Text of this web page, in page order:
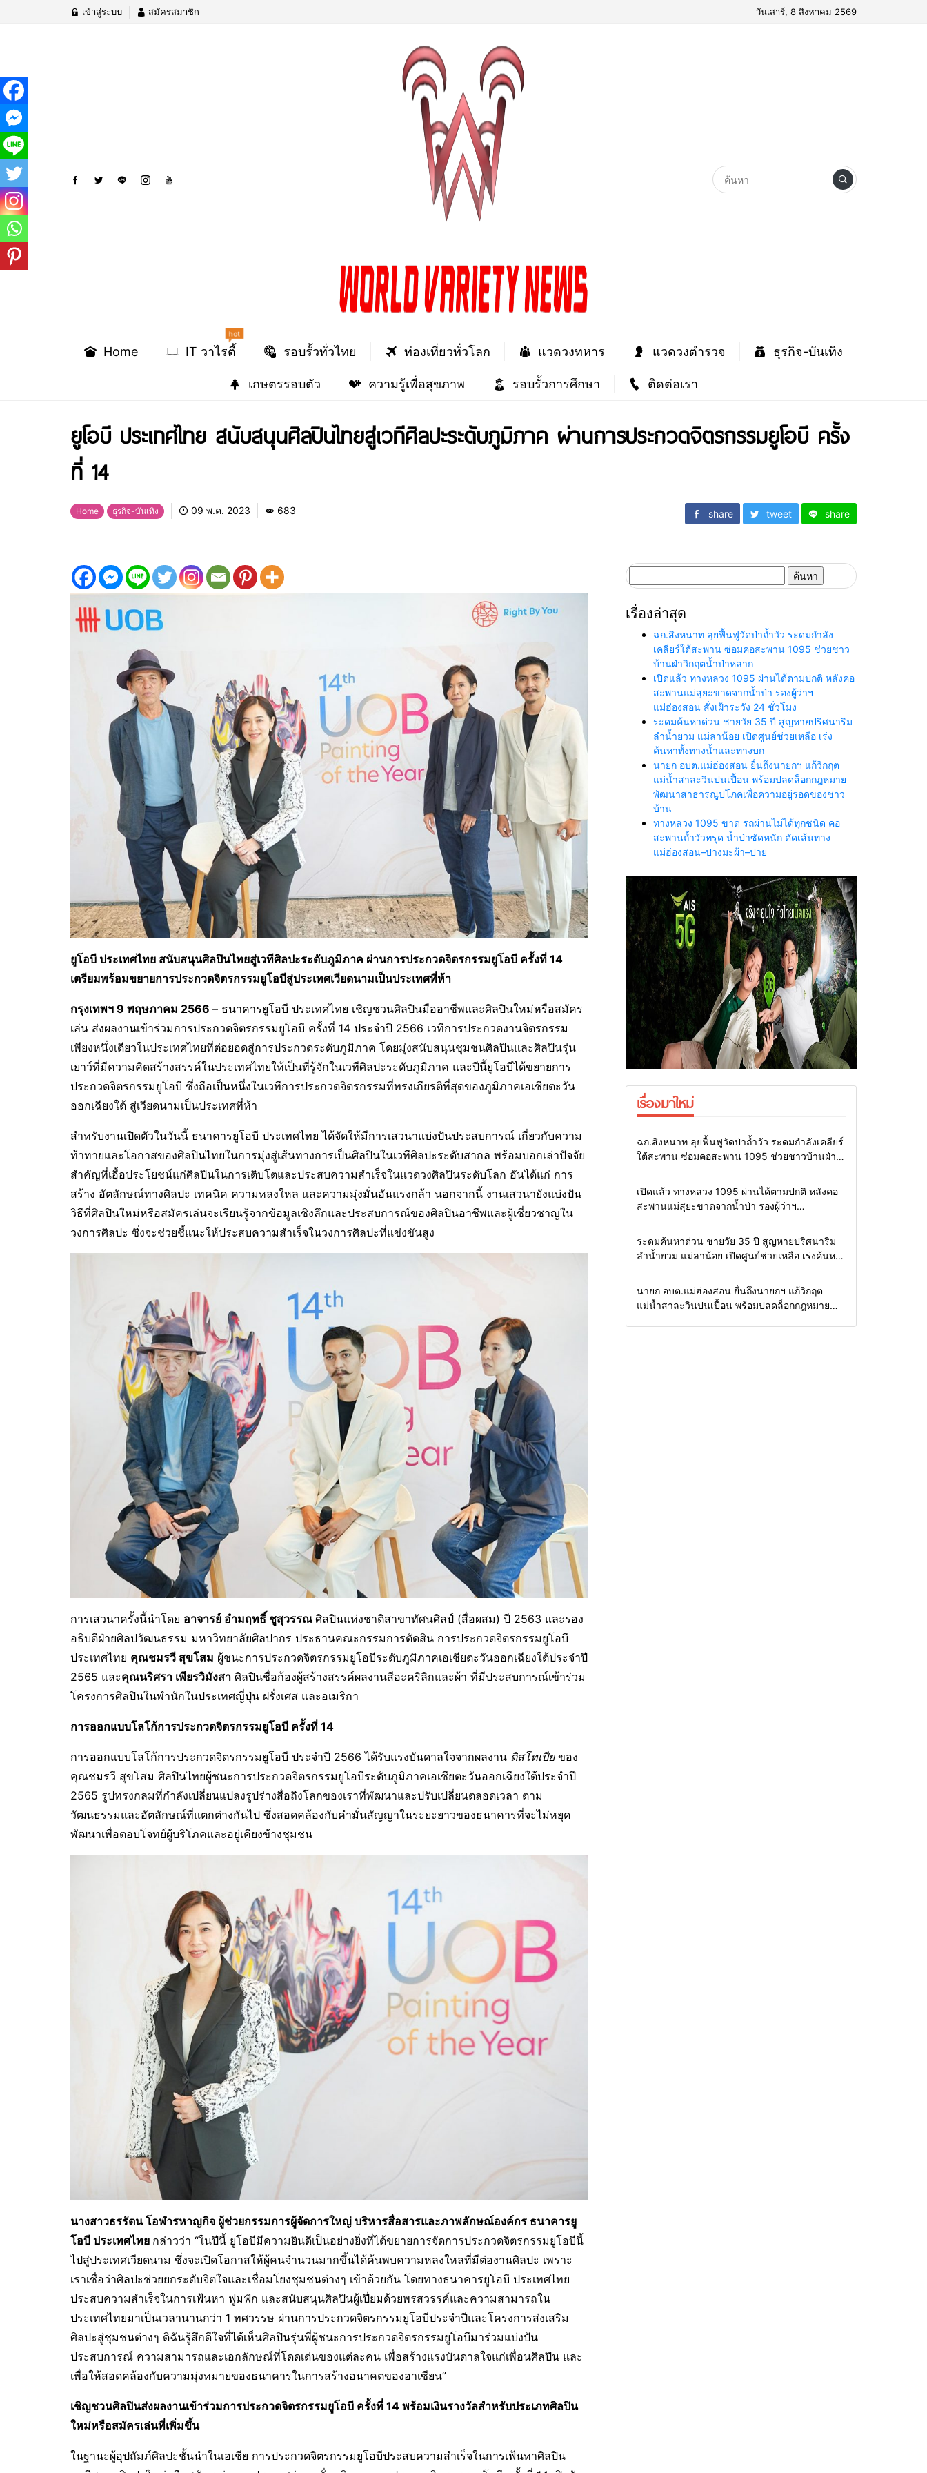
เข้าสู่ระบบ สมัครสมาชิก วันเสาร์, 8 สิงหาคม 2569
Home IT วาไรตี้
hot
รอบรั้วทั่วไทย ท่องเที่ยวทั่วโลก แวดวงทหาร แวดวงตำรวจ ธุรกิจ-บันเทิง
เกษตรรอบตัว ความรู้เพื่อสุขภาพ รอบรั้วการศึกษา ติดต่อเรา
ยูโอบี ประเทศไทย สนับสนุนศิลปินไทยสู่เวทีศิลปะระดับภูมิภาค ผ่านการประกวดจิตรกรรมยูโอบี ครั้ง
ที่ 14
Home ธุรกิจ-บันเทิง 09 พ.ค. 2023 683 share tweet share
ยูโอบี ประเทศไทย สนับสนุนศิลปินไทยสู่เวทีศิลปะระดับภูมิภาค ผ่านการประกวดจิตรกรรมยูโอบี ครั้งที่ 14
เตรียมพร้อมขยายการประกวดจิตรกรรมยูโอบีสู่ประเทศเวียดนามเป็นประเทศที่ห้า
กรุงเทพฯ 9 พฤษภาคม 2566 – ธนาคารยูโอบี ประเทศไทย เชิญชวนศิลปินมืออาชีพและศิลปินใหม่หรือสมัคร
เล่น ส่งผลงานเข้าร่วมการประกวดจิตรกรรมยูโอบี ครั้งที่ 14 ประจำปี 2566 เวทีการประกวดงานจิตรกรรม
เพียงหนึ่งเดียวในประเทศไทยที่ต่อยอดสู่การประกวดระดับภูมิภาค โดยมุ่งสนับสนุนชุมชนศิลปินและศิลปินรุ่น
เยาว์ที่มีความคิดสร้างสรรค์ในประเทศไทยให้เป็นที่รู้จักในเวทีศิลปะระดับภูมิภาค และปีนี้ยูโอบีได้ขยายการ
ประกวดจิตรกรรมยูโอบี ซึ่งถือเป็นหนึ่งในเวทีการประกวดจิตรกรรมที่ทรงเกียรติที่สุดของภูมิภาคเอเชียตะวัน
ออกเฉียงใต้ สู่เวียดนามเป็นประเทศที่ห้า
สำหรับงานเปิดตัวในวันนี้ ธนาคารยูโอบี ประเทศไทย ได้จัดให้มีการเสวนาแบ่งปันประสบการณ์ เกี่ยวกับความ
ท้าทายและโอกาสของศิลปินไทยในการมุ่งสู่เส้นทางการเป็นศิลปินในเวทีศิลปะระดับสากล พร้อมบอกเล่าปัจจัย
สำคัญที่เอื้อประโยชน์แก่ศิลปินในการเติบโตและประสบความสำเร็จในแวดวงศิลปินระดับโลก อันได้แก่ การ
สร้าง อัตลักษณ์ทางศิลปะ เทคนิค ความหลงใหล และความมุ่งมั่นอันแรงกล้า นอกจากนี้ งานเสวนายังแบ่งปัน
วิธีที่ศิลปินใหม่หรือสมัครเล่นจะเรียนรู้จากข้อมูลเชิงลึกและประสบการณ์ของศิลปินอาชีพและผู้เชี่ยวชาญใน
วงการศิลปะ ซึ่งจะช่วยชี้แนะให้ประสบความสำเร็จในวงการศิลปะที่แข่งขันสูง
การเสวนาครั้งนี้นำโดย อาจารย์ อำมฤทธิ์ ชูสุวรรณ ศิลปินแห่งชาติสาขาทัศนศิลป์ (สื่อผสม) ปี 2563 และรอง
อธิบดีฝ่ายศิลปวัฒนธรรม มหาวิทยาลัยศิลปากร ประธานคณะกรรมการตัดสิน การประกวดจิตรกรรมยูโอบี
ประเทศไทย คุณชมรวี สุขโสม ผู้ชนะการประกวดจิตรกรรมยูโอบีระดับภูมิภาคเอเชียตะวันออกเฉียงใต้ประจำปี
2565 และคุณนริศรา เพียรวิมังสา ศิลปินชื่อก้องผู้สร้างสรรค์ผลงานสีอะคริลิกและผ้า ที่มีประสบการณ์เข้าร่วม
โครงการศิลปินในพำนักในประเทศญี่ปุ่น ฝรั่งเศส และอเมริกา
การออกแบบโลโก้การประกวดจิตรกรรมยูโอบี ครั้งที่ 14
การออกแบบโลโก้การประกวดจิตรกรรมยูโอบี ประจำปี 2566 ได้รับแรงบันดาลใจจากผลงาน ดิสโทเปียของ
คุณชมรวี สุขโสม ศิลปินไทยผู้ชนะการประกวดจิตรกรรมยูโอบีระดับภูมิภาคเอเชียตะวันออกเฉียงใต้ประจำปี
2565 รูปทรงกลมที่กำลังเปลี่ยนแปลงรูปร่างสื่อถึงโลกของเราที่พัฒนาและปรับเปลี่ยนตลอดเวลา ตาม
วัฒนธรรมและอัตลักษณ์ที่แตกต่างกันไป ซึ่งสอดคล้องกับคำมั่นสัญญาในระยะยาวของธนาคารที่จะไม่หยุด
พัฒนาเพื่อตอบโจทย์ผู้บริโภคและอยู่เคียงข้างชุมชน
นางสาวธรรัตน โอฬารหาญกิจ ผู้ช่วยกรรมการผู้จัดการใหญ่ บริหารสื่อสารและภาพลักษณ์องค์กร ธนาคารยู
โอบี ประเทศไทย กล่าวว่า “ในปีนี้ ยูโอบีมีความยินดีเป็นอย่างยิ่งที่ได้ขยายการจัดการประกวดจิตรกรรมยูโอบีนี้
ไปสู่ประเทศเวียดนาม ซึ่งจะเปิดโอกาสให้ผู้คนจำนวนมากขึ้นได้ค้นพบความหลงใหลที่มีต่องานศิลปะ เพราะ
เราเชื่อว่าศิลปะช่วยยกระดับจิตใจและเชื่อมโยงชุมชนต่างๆ เข้าด้วยกัน โดยทางธนาคารยูโอบี ประเทศไทย
ประสบความสำเร็จในการเฟ้นหา ฟูมฟัก และสนับสนุนศิลปินผู้เปี่ยมด้วยพรสวรรค์และความสามารถใน
ประเทศไทยมาเป็นเวลานานกว่า 1 ทศวรรษ ผ่านการประกวดจิตรกรรมยูโอบีประจำปีและโครงการส่งเสริม
ศิลปะสู่ชุมชนต่างๆ ดิฉันรู้สึกดีใจที่ได้เห็นศิลปินรุ่นพี่ผู้ชนะการประกวดจิตรกรรมยูโอบีมาร่วมแบ่งปัน
ประสบการณ์ ความสามารถและเอกลักษณ์ที่โดดเด่นของแต่ละคน เพื่อสร้างแรงบันดาลใจแก่เพื่อนศิลปิน และ
เพื่อให้สอดคล้องกับความมุ่งหมายของธนาคารในการสร้างอนาคตของอาเซียน”
เชิญชวนศิลปินส่งผลงานเข้าร่วมการประกวดจิตรกรรมยูโอบี ครั้งที่ 14 พร้อมเงินรางวัลสำหรับประเภทศิลปิน
ใหม่หรือสมัครเล่นที่เพิ่มขึ้น
ในฐานะผู้อุปถัมภ์ศิลปะชั้นนำในเอเชีย การประกวดจิตรกรรมยูโอบีประสบความสำเร็จในการเฟ้นหาศิลปิน
สำหรับ:
เรื่องล่าสุด
ฉก.สิงหนาท ลุยฟื้นฟูวัดป่าถ้ำวัว ระดมกำลัง
เคลียร์ใต้สะพาน ซ่อมคอสะพาน 1095 ช่วยชาว
บ้านฝ่าวิกฤตน้ำป่าหลาก
เปิดแล้ว ทางหลวง 1095 ผ่านได้ตามปกติ หลังคอ
สะพานแม่สุยะขาดจากน้ำป่า รองผู้ว่าฯ
แม่ฮ่องสอน สั่งเฝ้าระวัง 24 ชั่วโมง
ระดมค้นหาด่วน ชายวัย 35 ปี สูญหายปริศนาริม
ลำน้ำยวม แม่ลาน้อย เปิดศูนย์ช่วยเหลือ เร่ง
ค้นหาทั้งทางน้ำและทางบก
นายก อบต.แม่ฮ่องสอน ยื่นถึงนายกฯ แก้วิกฤต
แม่น้ำสาละวินปนเปื้อน พร้อมปลดล็อกกฎหมาย
พัฒนาสาธารณูปโภคเพื่อความอยู่รอดของชาว
บ้าน
ทางหลวง 1095 ขาด รถผ่านไม่ได้ทุกชนิด คอ
สะพานถ้ำวัวทรุด น้ำป่าซัดหนัก ตัดเส้นทาง
แม่ฮ่องสอน–ปางมะผ้า–ปาย
เรื่องมาใหม่
Home แวดวงทหาร
ฉก.สิงหนาท ลุยฟื้นฟูวัดป่าถ้ำวัว ระดมกำลังเคลียร์
ใต้สะพาน ซ่อมคอสะพาน 1095 ช่วยชาวบ้านฝ่า
Home รอบรั้วทั่วไทย
เปิดแล้ว ทางหลวง 1095 ผ่านได้ตามปกติ หลังคอ
สะพานแม่สุยะขาดจากน้ำป่า รองผู้ว่าฯ
Home รอบรั้วทั่วไทย
ระดมค้นหาด่วน ชายวัย 35 ปี สูญหายปริศนาริม
ลำน้ำยวม แม่ลาน้อย เปิดศูนย์ช่วยเหลือ เร่งค้นหา
Home รอบรั้วทั่วไทย
นายก อบต.แม่ฮ่องสอน ยื่นถึงนายกฯ แก้วิกฤต
แม่น้ำสาละวินปนเปื้อน พร้อมปลดล็อกกฎหมาย